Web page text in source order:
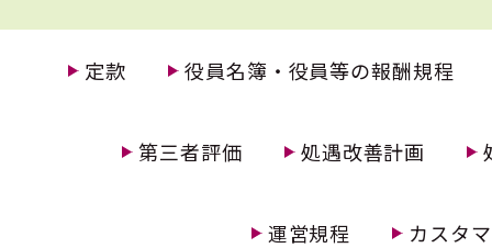
定款 役員名簿・役員等の報酬規程
第三者評価 処遇改善計画
運営規程 カスタ